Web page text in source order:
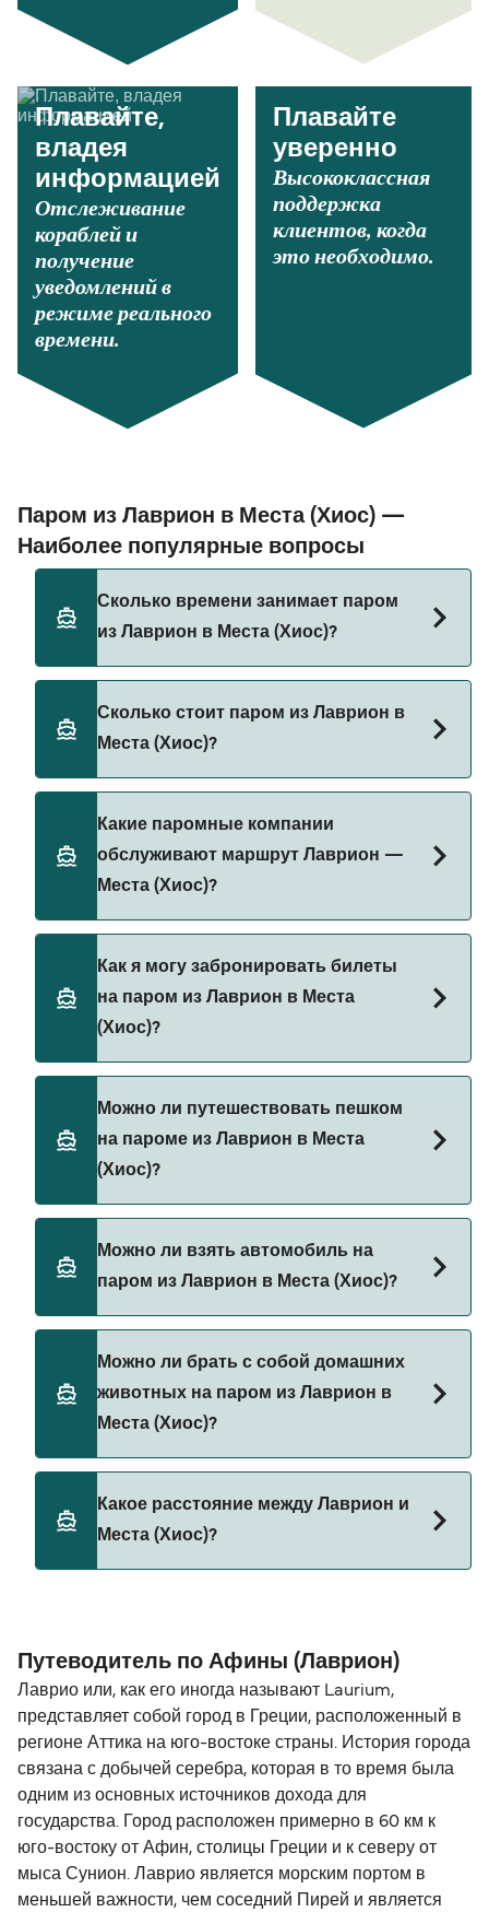
Плавайте,
владея
информацией
Отслеживание
кораблей и
получение
уведомлений в
режиме реального
времени.
Плавайте
уверенно
Высококлассная
поддержка
клиентов, когда
это необходимо.
Паром из Лаврион в Места (Хиос) —
Наиболее популярные вопросы
Сколько времени занимает паром
из Лаврион в Места (Хиос)?
Места (Хиос) составляет примерно 6 ч.
Длительность рейса может меняться в
зависимости от сезона и оператора, поэтому
информацию через наш Поиск Сделок.
Сколько стоит паром из Лаврион в
Места (Хиос)?
Средняя цена парома из Лаврион в Места
(Хиос) составляет 135₽. Цена указана без учета
сборов за бронирование.
Какие паромные компании
обслуживают маршрут Лаврион —
Места (Хиос)?
Как я могу забронировать билеты
на паром из Лаврион в Места
(Хиос)?
страницу предложений, чтобы увидеть
последние акции на паромы.
Можно ли путешествовать пешком
на пароме из Лаврион в Места
(Хиос)?
пароме из Лаврион в Места (Хиос) с
Можно ли взять автомобиль на
паром из Лаврион в Места (Хиос)?
SeaJets
Можно ли брать с собой домашних
животных на паром из Лаврион в
Места (Хиос)?
брать на паромы между Лаврион и Места (Хиос).
Какое расстояние между Лаврион и
Места (Хиос)?
Путеводитель по Афины (Лаврион)
Лаврио или, как его иногда называют Laurium,
представляет собой город в Греции, расположенный в
регионе Аттика на юго-востоке страны. История города
связана с добычей серебра, которая в то время была
одним из основных источников дохода для
государства. Город расположен примерно в 60 км к
юго-востоку от Афин, столицы Греции и к северу от
мыса Сунион. Лаврио является морским портом в
меньшей важности, чем соседний Пирей и является